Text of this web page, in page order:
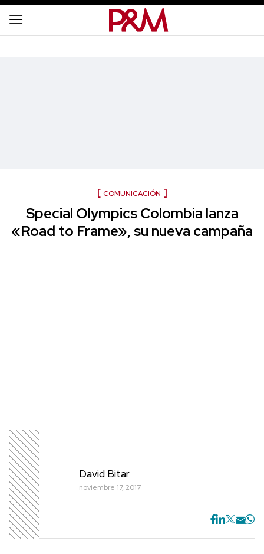
COMUNICACIÓN
Special Olympics Colombia lanza
«Road to Frame», su nueva campaña
David Bitar
noviembre 17, 2017